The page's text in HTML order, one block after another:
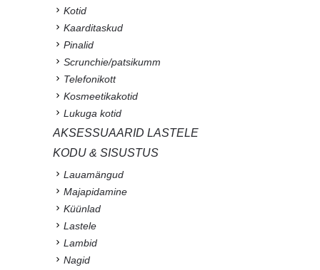
Kotid
Kaarditaskud
Pinalid
Scrunchie/patsikumm
Telefonikott
Kosmeetikakotid
Lukuga kotid
AKSESSUAARID LASTELE
KODU & SISUSTUS
Lauamängud
Majapidamine
Küünlad
Lastele
Lambid
Nagid